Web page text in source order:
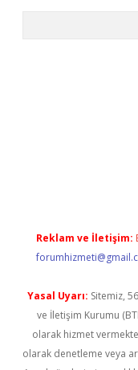
Reklam ve İletişim:
Yasal Uyarı: Sitemiz,
ve İletişim Kurumu
olarak hizmet
olarak denetleme veya